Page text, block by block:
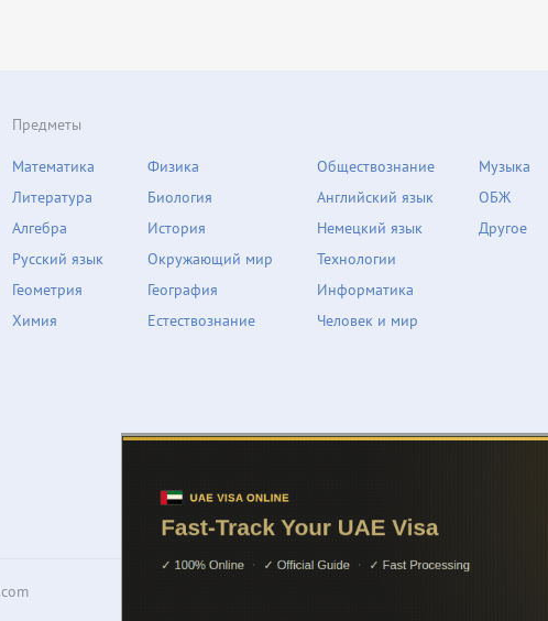
Предметы
Математика
Литература
Алгебра
Русский язык
Геометрия
Химия
Физика
Биология
История
Окружающий мир
География
Естествознание
Обществознание
Английский язык
Немецкий язык
Технологии
Информатика
Человек и мир
Музыка
ОБЖ
Другое